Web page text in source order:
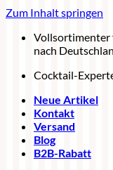
Zum Inhalt springen
Vollsortimenter
nach
Cocktail-
Neue Artikel
Kontakt
Versand
Blog
B2B-Rabatt